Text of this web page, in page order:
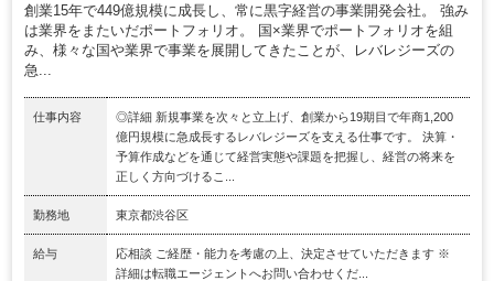
創業15年で449億規模に成長し、常に黒字経営の事業開発会社。 強み
は業界をまたいだポートフォリオ。 国×業界でポートフォリオを組
み、様々な国や業界で事業を展開してきたことが、レバレジーズの
急...
仕事内容
◎詳細 新規事業を次々と立上げ、創業から19期目で年商1,200
億円規模に急成長するレバレジーズを支える仕事です。 決算・
予算作成などを通じて経営実態や課題を把握し、経営の将来を
正しく方向づけるこ...
勤務地 東京都渋谷区
給与
応相談 ご経歴・能力を考慮の上、決定させていただきます ※
詳細は転職エージェントへお問い合わせくだ...